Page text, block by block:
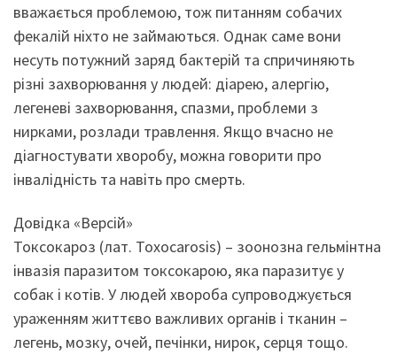
вважається проблемою, тож питанням собачих
фекалій ніхто не займаються. Однак саме вони
несуть потужний заряд бактерій та спричиняють
різні захворювання у людей: діарею, алергію,
легеневі захворювання, спазми, проблеми з
нирками, розлади травлення. Якщо вчасно не
діагностувати хворобу, можна говорити про
інвалідність та навіть про смерть.
Довідка «Версій»
Токсокароз (лат. Toxocarosis) – зоонозна гельмінтна
інвазія паразитом токсокарою, яка паразитує у
собак і котів. У людей хвороба супроводжується
ураженням життєво важливих органів і тканин –
легень, мозку, очей, печінки, нирок, серця тощо.